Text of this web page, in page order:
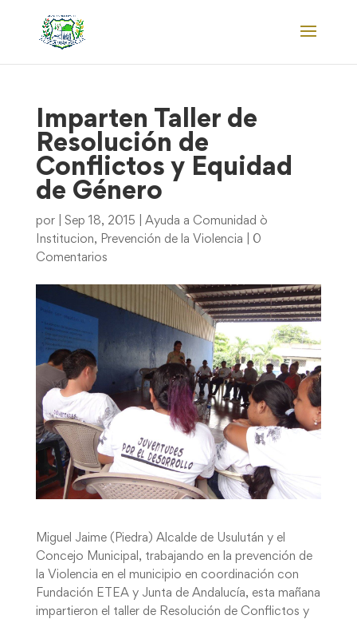
Imparten Taller de
Resolución de
Conflictos y Equidad
de Género
por Sep 18, 2015
Ayuda a Comunidad ò
Institucion, Prevención de la Violencia
0
Comentarios
Miguel Jaime (Piedra) Alcalde de Usulután y el
Concejo Municipal, trabajando en la prevención de
la Violencia en el municipio en coordinación con
Fundación ETEA y Junta de Andalucía, esta mañana
impartieron el taller de Resolución de Conflictos y